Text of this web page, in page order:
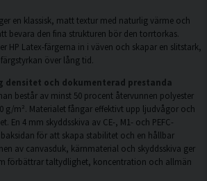
en klassisk, matt textur med naturlig värme och
bevara den fina strukturen bör den torrtorkas.
HP Latex-färgerna in i väven och skapar en slitstark,
över lång tid.
densitet och dokumenterad prestanda
består av minst 50 procent återvunnen polyester
g/m². Materialet fångar effektivt upp ljudvågor och
En 4 mm skyddsskiva av CE-, M1- och PEFC-
för att skapa stabilitet och en hållbar
av canvasduk, kärnmaterial och skyddsskiva ger
förbättrar taltydlighet, koncentration och allmän